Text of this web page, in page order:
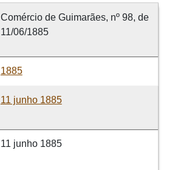
Comércio de Guimarães, nº 98, de
11/06/1885
1885
11 junho 1885
11 junho 1885